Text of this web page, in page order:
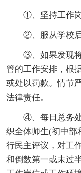
①、坚持工作
②、服从学校
③、如果发现
管的工作安排，根
或处以罚款。情节
法律责任。
④、每日总务
织全体师生(初中部
行民主评议，对工
和倒数第一或未过